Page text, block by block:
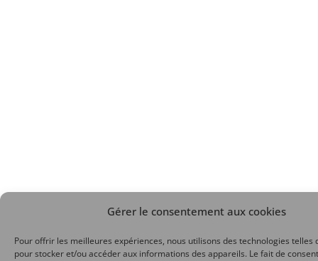
Gérer le consentement aux cookies
Pour offrir les meilleures expériences, nous utilisons des technologies telles
pour stocker et/ou accéder aux informations des appareils. Le fait de